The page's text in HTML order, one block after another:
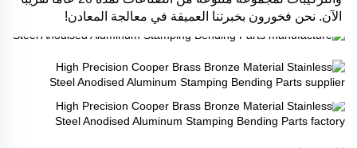
الآن. نحن فخورون بخبرتنا العميقة في معالجة المعادن!